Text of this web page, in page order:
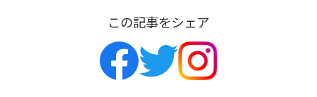
この記事をシェア